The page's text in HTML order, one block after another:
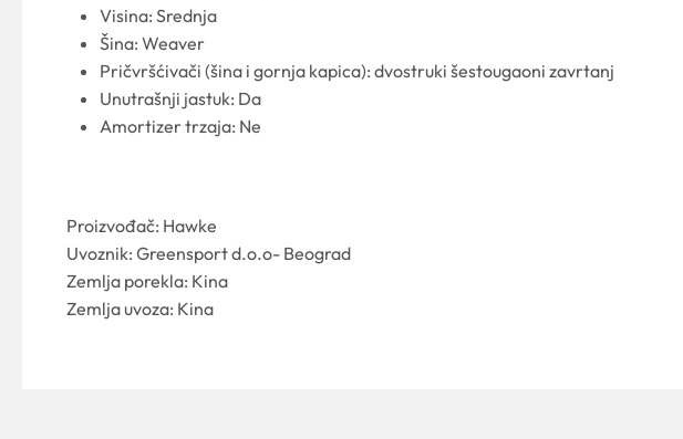
Visina: Srednja
Šina: Weaver
Pričvršćivači (šina i gornja kapica): dvostruki šestougaoni zavrtanj
Unutrašnji jastuk: Da
Amortizer trzaja: Ne
Proizvođač: Hawke
Uvoznik: Greensport d.o.o- Beograd
Zemlja porekla: Kina
Zemlja uvoza: Kina